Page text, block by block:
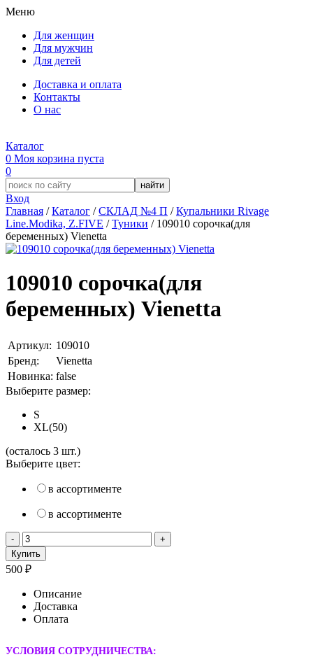
Меню
Для женщин
Для мужчин
Для детей
Доставка и оплата
Контакты
О нас
Каталог
0 Моя корзина пуста
0
Вход
Главная /Каталог /СКЛАД №4 П /Купальники Rivage
Line.Modika, Z.FIVE /Туники / 109010 сорочка(для
беременных) Vienetta
109010 сорочка(для
беременных) Vienetta
Артикул: 109010
Бренд:
Vienetta
Новинка: false
Выберите размер:
S
XL(50)
(осталось 3 шт.)
Выберите цвет:
в ассортименте
в ассортименте
500 ₽
Описание
Доставка
Оплата
УСЛОВИЯ СОТРУДНИЧЕСТВА: